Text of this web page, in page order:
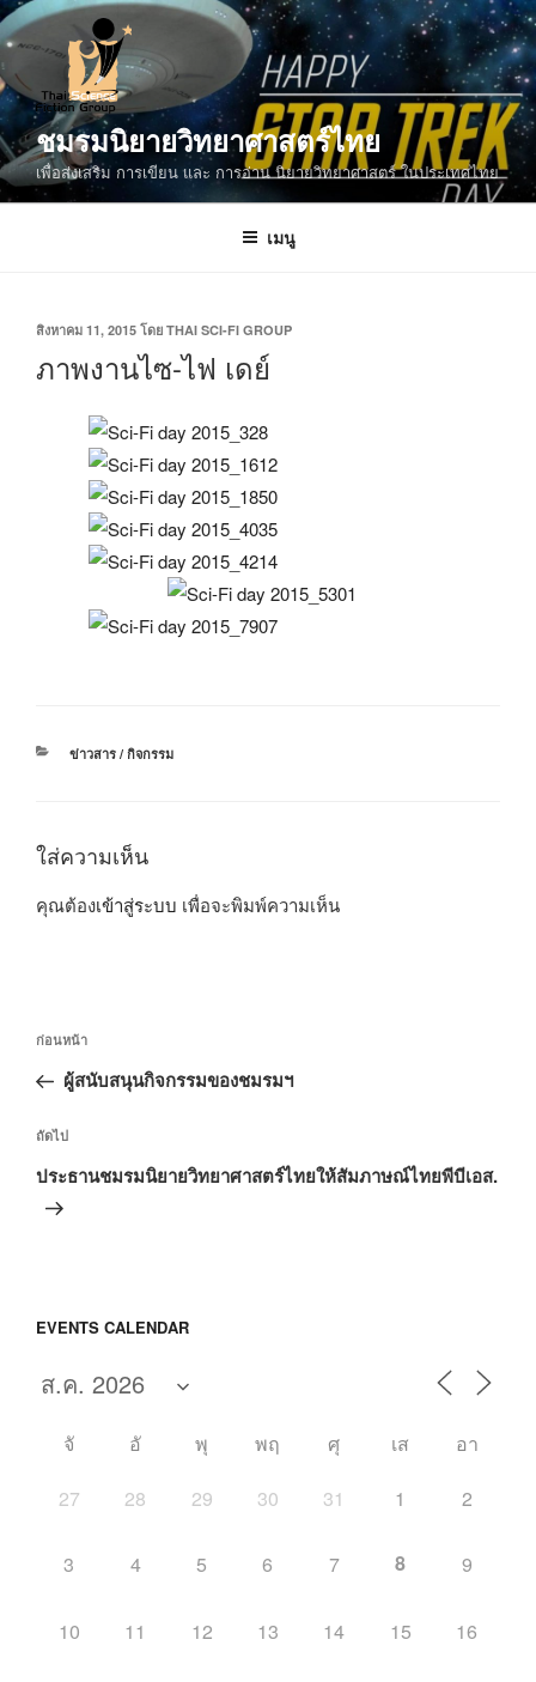
ข้าม
ไป
ยัง
บทความ
ชมรมนิยายวิทยาศาสตร์ไทย
เพื่อส่งเสริม การเขียน และ การอ่าน นิยายวิทยาศาสตร์ ในประเทศไทย
เมนู
เขียน
ที่
สิงหาคม 11, 2015 โดย THAI SCI-FI GROUP
ภาพงานไซ-ไฟ เดย์
หมวด
ข่าวสาร / กิจกรรม
ใส่ความเห็น
คุณต้องเข้าสู่ระบบ เพื่อจะพิมพ์ความเห็น
แนะแนว
เรื่อง
เรื่อง
ก่อน
ก่อนหน้า
ผู้สนับสนุนกิจกรรมของชมรมฯ
เรื่อง
ถัด
ไป
ถัดไป
ประธานชมรมนิยายวิทยาศาสตร์ไทยให้สัมภาษณ์ไทยพีบีเอส.
EVENTS CALENDAR
จั อั พุ พฤ ศุ เส
อา
27
28 29 30 31 1 2
3 4 5 6 7 8 9
10 11 12 13 14 15 16